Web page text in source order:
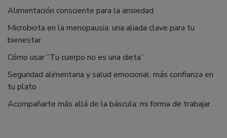
Alimentación consciente para la ansiedad
Microbiota en la menopausia: una aliada clave para tu
bienestar
Cómo usar “Tu cuerpo no es una dieta”
Seguridad alimentaria y salud emocional: más confianza en
tu plato
Acompañarte más allá de la báscula: mi forma de trabajar.